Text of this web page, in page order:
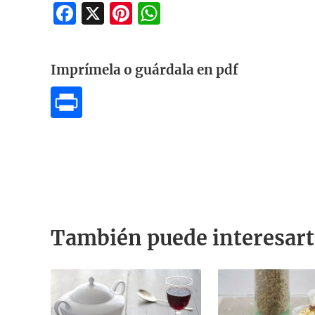
Facebook
X Pinterest
Imprímela o guárdala en pdf
También puede